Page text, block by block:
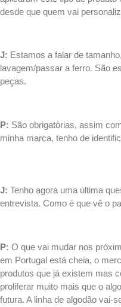
desde que quem vai
J: Estamos a falar de
lavagem/passar a ferro. São
peças.
P: São obrigatórias, assim
minha marca, tenho de
J: Tenho agora uma última
entrevista. Como é que vê o
P: O que vai mudar nos
em Portugal está cheia, o
produtos que já existem mas
proliferar muito mais que o
futura. A linha de algodão vai-